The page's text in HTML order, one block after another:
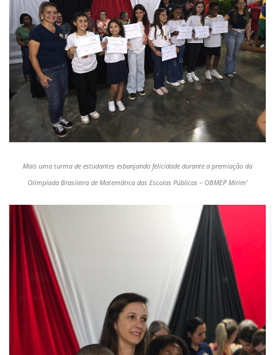
Mais uma turma de estudantes esbanjando felicidade durante a premiação da
Olimpíada Brasileira de Matemática das Escolas Públicas – OBMEP Mirim’